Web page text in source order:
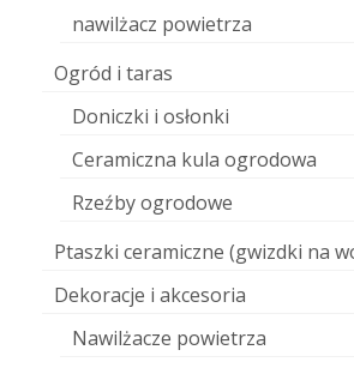
nawilżacz powietrza
Ogród i taras
Doniczki i osłonki
Ceramiczna kula ogrodowa
Rzeźby ogrodowe
Ptaszki ceramiczne (gwizdki na
Dekoracje i akcesoria
Nawilżacze powietrza